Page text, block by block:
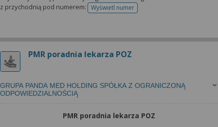
z przychodnią pod numerem:
Wyświetl numertelefonu do rejestracji
PMR poradnia lekarza POZ
GRUPA PANDA MED HOLDING SPÓŁKA Z OGRANICZONĄ
ODPOWIEDZIALNOŚCIĄ
PMR poradnia lekarza POZ